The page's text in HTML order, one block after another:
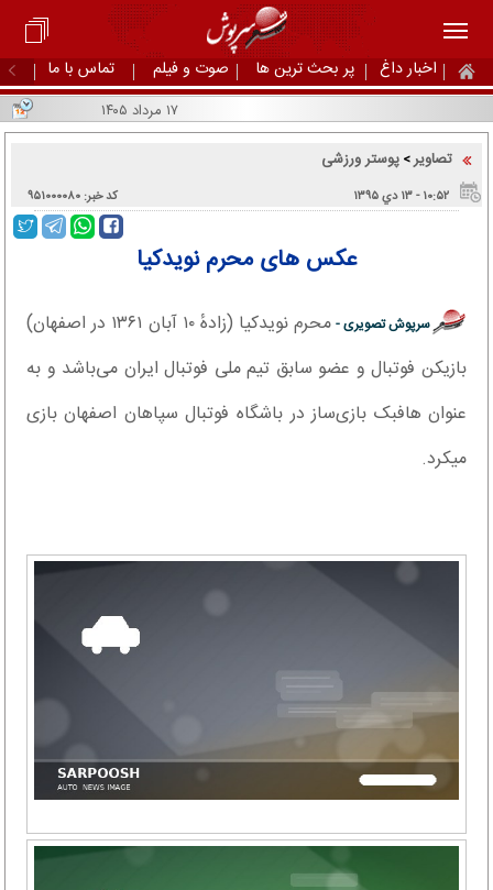
اخبار داغ پر بحث ترین ها صوت و فیلم تماس با ما
۱۷ مرداد ۱۴۰۵
۱۰:۵۲ - ۱۳ دي ۱۳۹۵ کد خبر: ۹۵۱۰۰۰۰۸۰
تصاویر> پوستر ورزشی
عکس های محرم نویدکیا
سرپوش تصویری -
محرم نویدکیا (زادهٔ ۱۰ آبان ۱۳۶۱ در اصفهان)
بازیکن فوتبال و عضو سابق تیم ملی فوتبال ایران می‌باشد و به
عنوان هافبک بازی‌ساز در باشگاه فوتبال سپاهان اصفهان بازی
میکرد.